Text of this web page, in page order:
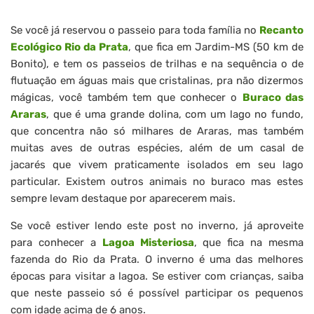
Se você já reservou o passeio para toda família no Recanto
Ecológico Rio da Prata, que fica em Jardim-MS (50 km de
Bonito), e tem os passeios de trilhas e na sequência o de
flutuação em águas mais que cristalinas, pra não dizermos
mágicas, você também tem que conhecer o Buraco das
Araras, que é uma grande dolina, com um lago no fundo,
que concentra não só milhares de Araras, mas também
muitas aves de outras espécies, além de um casal de
jacarés que vivem praticamente isolados em seu lago
particular. Existem outros animais no buraco mas estes
sempre levam destaque por aparecerem mais.
Se você estiver lendo este post no inverno, já aproveite
para conhecer a Lagoa Misteriosa, que fica na mesma
fazenda do Rio da Prata. O inverno é uma das melhores
épocas para visitar a lagoa. Se estiver com crianças, saiba
que neste passeio só é possível participar os pequenos
com idade acima de 6 anos.